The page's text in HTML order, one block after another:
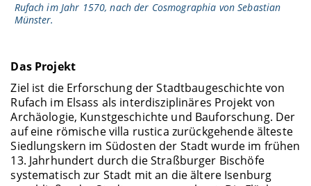
Rufach im Jahr 1570, nach der Cosmographia von Sebastian
Münster.
Das Projekt
Ziel ist die Erforschung der Stadtbaugeschichte von
Rufach im Elsass als interdisziplinäres Projekt von
Archäologie, Kunstgeschichte und Bauforschung. Der
auf eine römische villa rustica zurückgehende älteste
Siedlungskern im Südosten der Stadt wurde im frühen
13. Jahrhundert durch die Straßburger Bischöfe
systematisch zur Stadt mit an die ältere Isenburg